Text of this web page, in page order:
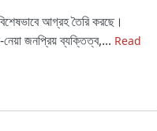
আগ্রহ তৈরি করছে।
জনপ্রিয় ব্যক্তিত্ব,... Read